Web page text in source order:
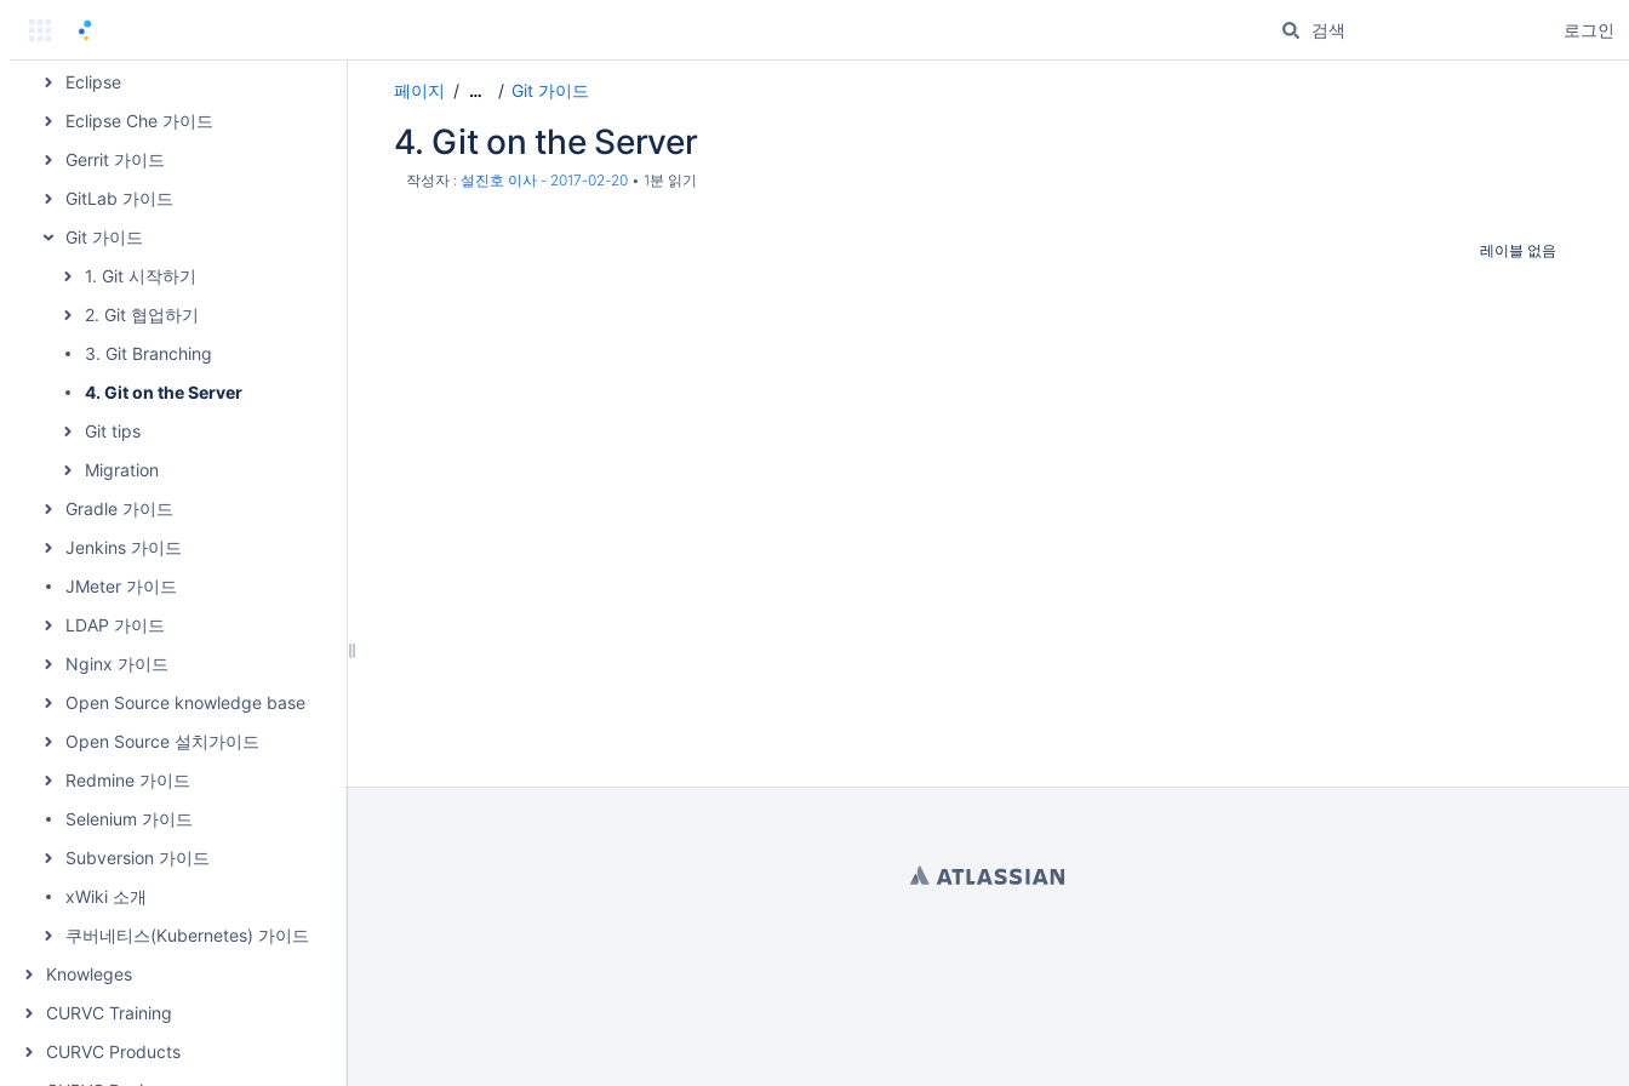
로그인
Docker 가이드
Eclipse
Eclipse Che 가이드
Gerrit 가이드
GitLab 가이드
Git 가이드
1. Git 시작하기
2. Git 협업하기
3. Git Branching
4. Git on the Server
Git tips
Migration
Gradle 가이드
Jenkins 가이드
JMeter 가이드
LDAP 가이드
Nginx 가이드
Open Source knowledge base
Open Source 설치가이드
Redmine 가이드
Selenium 가이드
Subversion 가이드
xWiki 소개
쿠버네티스(Kubernetes) 가이드
Knowleges
CURVC Training
CURVC Products
페이지 … Git 가이드
4. Git on the Server
작성자 : 설진호 이사 - 2017-02-20 1분 읽기
레이블 없음